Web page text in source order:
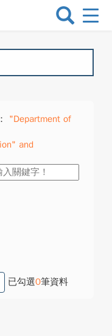
選
換
"Department of
and
已勾選0筆資料